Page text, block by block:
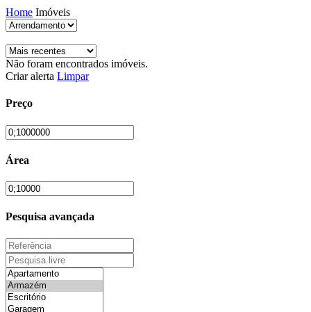
Home Imóveis
Não foram encontrados imóveis.
Criar alerta Limpar
Preço
Área
Pesquisa avançada